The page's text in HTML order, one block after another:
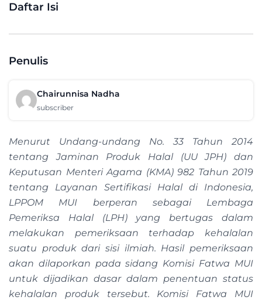
Daftar Isi
Penulis
Chairunnisa Nadha
subscriber
Menurut Undang-undang No. 33 Tahun 2014
tentang Jaminan Produk Halal (UU JPH) dan
Keputusan Menteri Agama (KMA) 982 Tahun 2019
tentang Layanan Sertifikasi Halal di Indonesia,
LPPOM MUI berperan sebagai Lembaga
Pemeriksa Halal (LPH) yang bertugas dalam
melakukan pemeriksaan terhadap kehalalan
suatu produk dari sisi ilmiah. Hasil pemeriksaan
akan dilaporkan pada sidang Komisi Fatwa MUI
untuk dijadikan dasar dalam penentuan status
kehalalan produk tersebut. Komisi Fatwa MUI